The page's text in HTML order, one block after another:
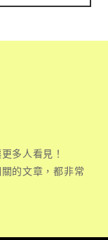
多人看見！
的文章，都非常